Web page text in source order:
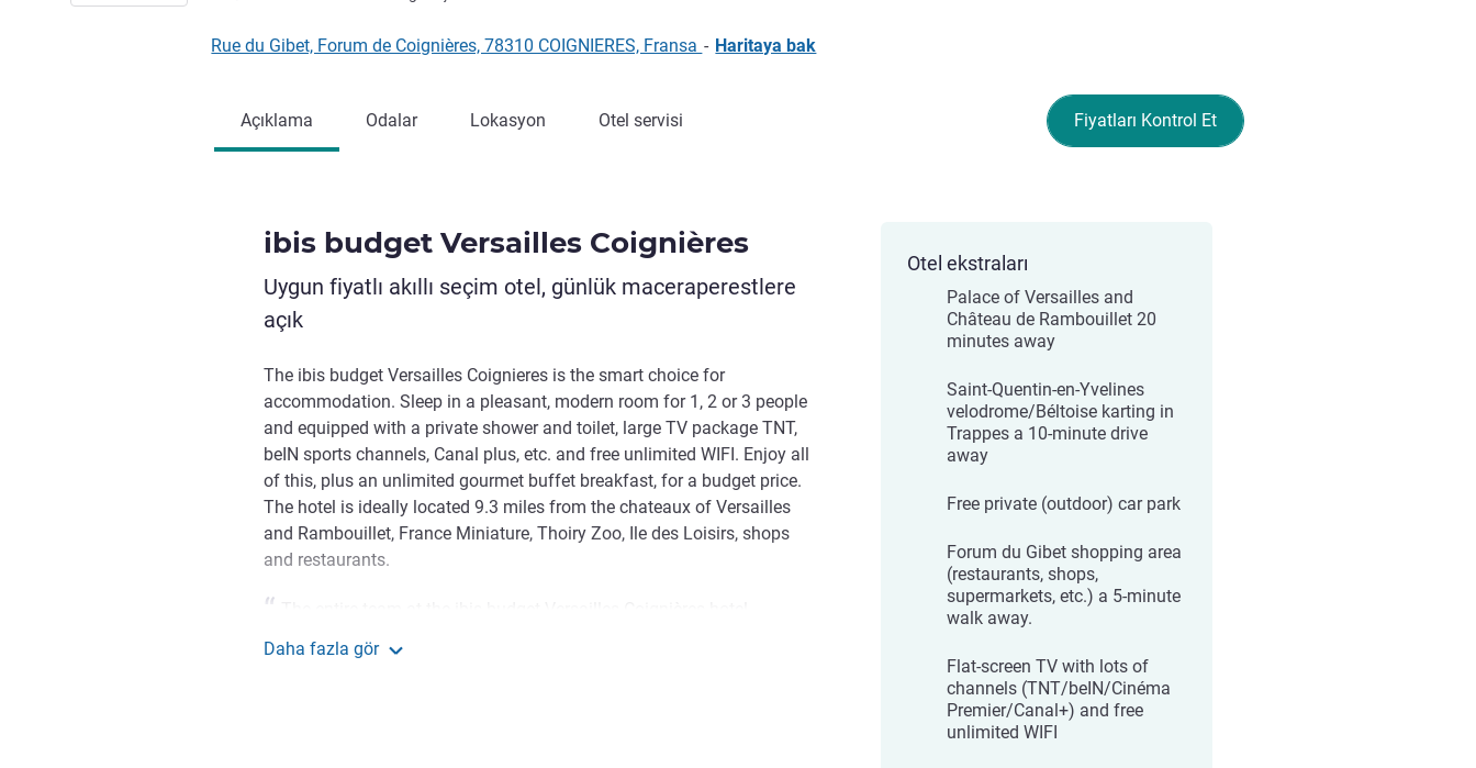
Rue du Gibet, Forum de Coignières, 78310 COIGNIERES, Fransa - Haritaya bak
Fiyatları Kontrol Et
Açıklama Odalar Lokasyon Otel servisi
ibis budget Versailles Coignières
Uygun fiyatlı akıllı seçim otel, günlük maceraperestlere
açık
The ibis budget Versailles Coignieres is the smart choice for
accommodation. Sleep in a pleasant, modern room for 1, 2 or 3 people
and equipped with a private shower and toilet, large TV package TNT,
beIN sports channels, Canal plus, etc. and free unlimited WIFI. Enjoy all
of this, plus an unlimited gourmet buffet breakfast, for a budget price.
The hotel is ideally located 9.3 miles from the chateaux of Versailles
and Rambouillet, France Miniature, Thoiry Zoo, Ile des Loisirs, shops
and restaurants.
amenities and enjoy a modern and cozy room during your stay with us.
Daha fazla gör
Otel ekstraları
Palace of Versailles and
Château de Rambouillet 20
minutes away
Saint-Quentin-en-Yvelines
velodrome/Béltoise karting in
Trappes a 10-minute drive
away
Free private (outdoor) car park
Forum du Gibet shopping area
(restaurants, shops,
supermarkets, etc.) a 5-minute
walk away.
Flat-screen TV with lots of
channels (TNT/beIN/Cinéma
Premier/Canal+) and free
unlimited WIFI